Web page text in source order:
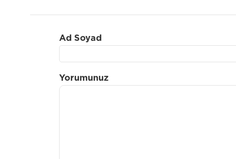
Ad Soyad
Yorumunuz